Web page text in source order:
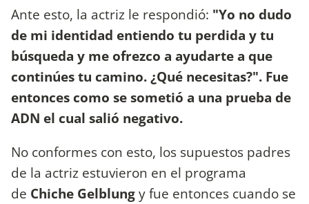
Ante esto, la actriz le respondió: "Yo no dudo
de mi identidad entiendo tu perdida y tu
búsqueda y me ofrezco a ayudarte a que
continúes tu camino. ¿Qué necesitas?". Fue
entonces como se sometió a una prueba de
ADN el cual salió negativo.
No conformes con esto, los supuestos padres
de la actriz estuvieron en el programa
de Chiche Gelblungy fue entonces cuando se